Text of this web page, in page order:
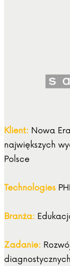
Klient: Nowa
największych
Polsce
Technologies
Branża:
Zadanie: